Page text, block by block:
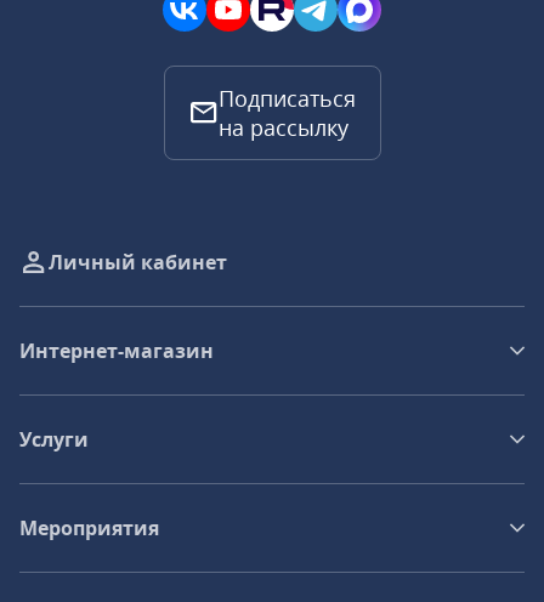
Подписаться
на рассылку
Личный кабинет
Интернет-магазин
Услуги
Мероприятия